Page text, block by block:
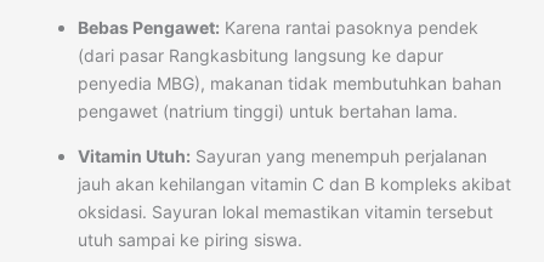
Bebas Pengawet: Karena rantai pasoknya pendek
(dari pasar Rangkasbitung langsung ke dapur
penyedia MBG), makanan tidak membutuhkan bahan
pengawet (natrium tinggi) untuk bertahan lama.
Vitamin Utuh: Sayuran yang menempuh perjalanan
jauh akan kehilangan vitamin C dan B kompleks akibat
oksidasi. Sayuran lokal memastikan vitamin tersebut
utuh sampai ke piring siswa.